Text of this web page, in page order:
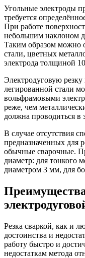
Угольные электроды
требуется
При работе
небольшим наклоном
Таким образом можно
стали, цветных
электрода толщиной
Электродуговую
легированной стали
вольфрамовыми
реже, чем
должна проводиться в
В случае отсутствия
предназначенных для
обычные сварочные.
диаметр: для тонкого
диаметром 3 мм, для
Резка сваркой, как и
достоинства и
работу быстро и
недостаткам метода